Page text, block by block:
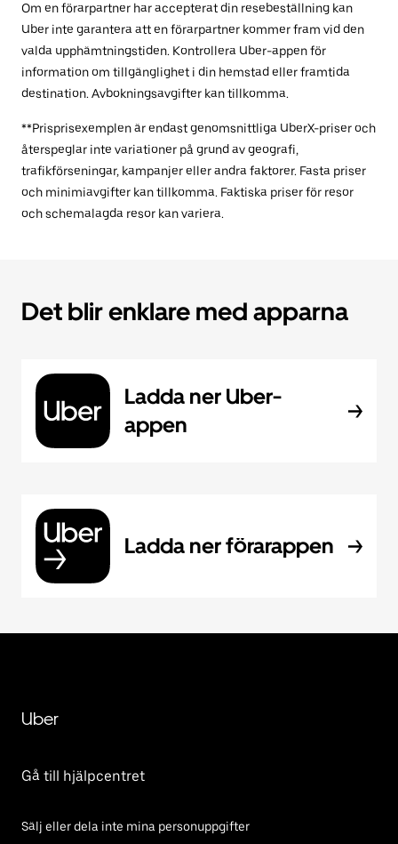
Om en förarpartner har accepterat din resebeställning kan
Uber inte garantera att en förarpartner kommer fram vid den
valda upphämtningstiden. Kontrollera Uber-appen för
information om tillgänglighet i din hemstad eller framtida
destination. Avbokningsavgifter kan tillkomma.
**Prisprisexemplen är endast genomsnittliga UberX-priser och
återspeglar inte variationer på grund av geografi,
trafikförseningar, kampanjer eller andra faktorer. Fasta priser
och minimiavgifter kan tillkomma. Faktiska priser för resor
och schemalagda resor kan variera.
Det blir enklare med apparna
Ladda ner Uber-
appen
Ladda ner förarappen
Uber
Gå till hjälpcentret
Sälj eller dela inte mina personuppgifter